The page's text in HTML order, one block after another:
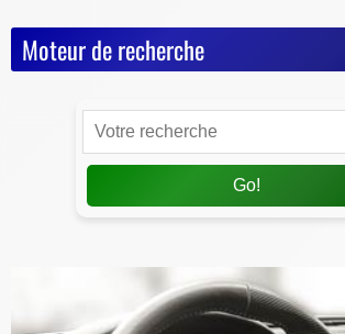
Moteur de recherche
Go!